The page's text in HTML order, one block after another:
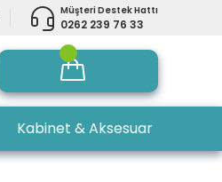
Müşteri Destek Hattı
0262 239 76 33
Kabinet & Aksesuar